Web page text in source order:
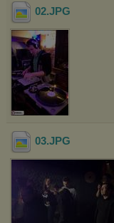
02.JPG
03.JPG